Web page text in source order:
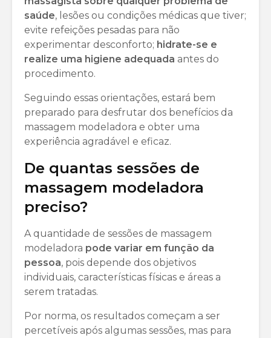
saúde, lesões ou condições médicas que tiver;
evite refeições pesadas para não
experimentar desconforto; hidrate-se e
realize uma higiene adequada antes do
procedimento.
Seguindo essas orientações, estará bem
preparado para desfrutar dos benefícios da
massagem modeladora e obter uma
experiência agradável e eficaz.
De quantas sessões de
massagem modeladora
preciso?
A quantidade de sessões de massagem
modeladora pode variar em função da
pessoa, pois depende dos objetivos
individuais, características físicas e áreas a
serem tratadas.
Por norma, os resultados começam a ser
percetíveis após algumas sessões, mas para